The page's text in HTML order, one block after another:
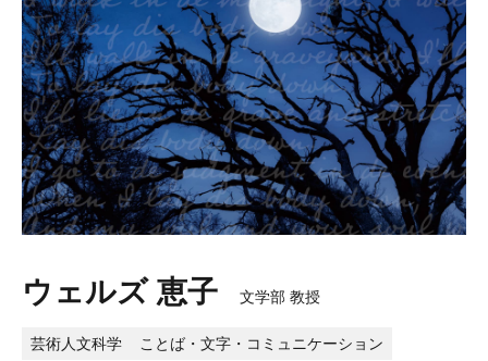
ウェルズ 恵子 文学部 教授
芸術人文科学 ことば・文字・コミュニケーション